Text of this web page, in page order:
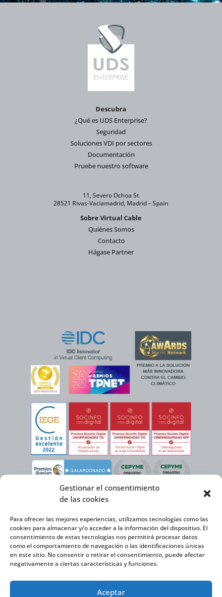
Gestionar el consentimiento
de las cookies
Para ofrecer las mejores experiencias, utilizamos tecnologías como las
cookies para almacenar y/o acceder a la información del dispositivo. El
consentimiento de estas tecnologías nos permitirá procesar datos
como el comportamiento de navegación o las identificaciones únicas
en este sitio. No consentir o retirar el consentimiento, puede afectar
negativamente a ciertas características y funciones.
Aceptar
Descubra
¿Qué es UDS Enterprise?
Seguridad
Soluciones VDI por sectores
Documentación
Pruebe nuestro software
11, Severo Ochoa St
28521 Rivas-Vaciamadrid, Madrid – Spain
Sobre Virtual Cable
Quiénes Somos
Contacto
Hágase Partner
Instituto Español de Comercio Exterior y la cofinanciación del FEDER para